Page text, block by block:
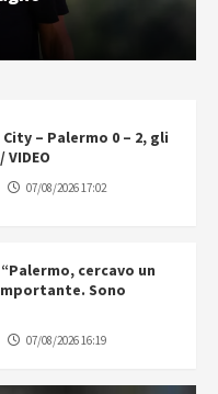
– Palermo 0 – 2, gli
07/08/2026 17:02
cercavo un
Sono
07/08/2026 16:19